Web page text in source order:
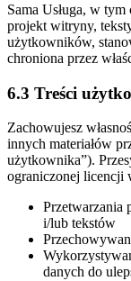
Sama Usługa, w
projekt witryny,
użytkowników,
chroniona przez
6.3 Treści
Zachowujesz
innych materiałów
użytkownika”).
ograniczonej licencji
Przetwarzania
i/lub tekstów
danych do